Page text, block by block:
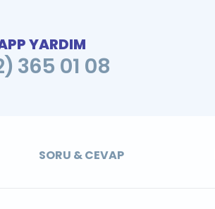
YARDIM
365 01 08
SORU & CEVAP